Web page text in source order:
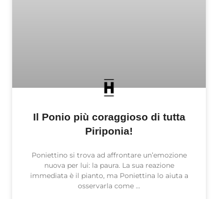
Il Ponio più coraggioso di tutta
Piriponia!
Poniettino si trova ad affrontare un’emozione
nuova per lui: la paura. La sua reazione
immediata è il pianto, ma Poniettina lo aiuta a
osservarla come